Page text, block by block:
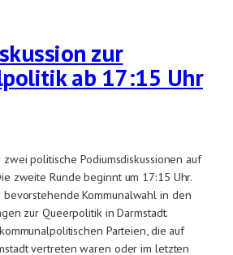
zur
ab 17:15 Uhr
politische Podiumsdiskussionen auf
zweite Runde beginnt um 17:15 Uhr.
bevorstehende Kommunalwahl in den
zur Queerpolitik in Darmstadt.
Parteien, die auf
vertreten waren oder im letzten